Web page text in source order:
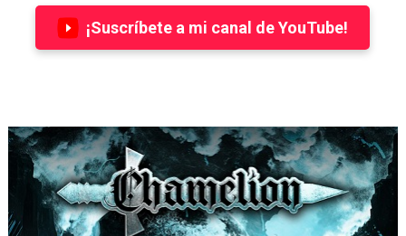
¡Suscríbete a mi canal de YouTube!